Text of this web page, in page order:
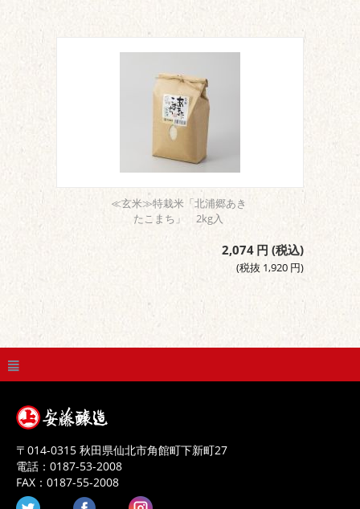
≪玄米≫特栽米「北浦郷あき
たこまち」 2kg入
2,074 円 (税込)
(税抜 1,920 円)
〒 014-0315 秋田県仙北市角館町下新町27
電話： 0187-53-2008
FAX： 0187-55-2008